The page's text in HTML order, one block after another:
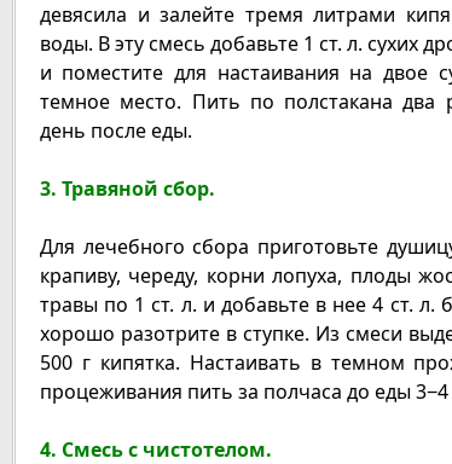
девясила и залейте тремя литрами
воды. В эту смесь добавьте 1 ст. л. сухих
и поместите для настаивания на двое
темное место. Пить по полстакана два
день после еды.
3. Травяной сбор.
Для лечебного сбора приготовьте
крапиву, череду, корни лопуха, плоды
травы по 1 ст. л. и добавьте в нее 4 ст. л.
хорошо разотрите в ступке. Из смеси
500 г кипятка. Настаивать в темном
процеживания пить за полчаса до еды 3−4
4. Смесь с чистотелом.